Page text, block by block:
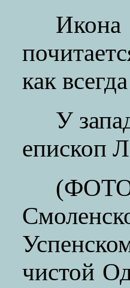
как
У
епископ
чистой